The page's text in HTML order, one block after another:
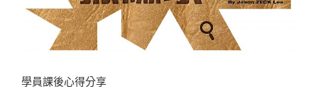
學員課後心得分享